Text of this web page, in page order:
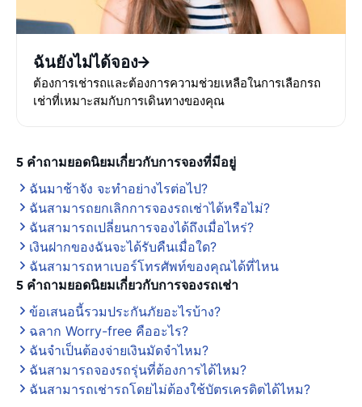
ฉันยังไม่ได้จอง
ต้องการเช่ารถและต้องการความช่วยเหลือในการเลือกรถ
เช่าที่เหมาะสมกับการเดินทางของคุณ
5 คำถามยอดนิยมเกี่ยวกับการจองที่มีอยู่
ฉันมาช้าจัง จะทำอย่างไรต่อไป?
ฉันสามารถยกเลิกการจองรถเช่าได้หรือไม่?
ฉันสามารถเปลี่ยนการจองได้ถึงเมื่อไหร่?
เงินฝากของฉันจะได้รับคืนเมื่อใด?
ฉันสามารถหาเบอร์โทรศัพท์ของคุณได้ที่ไหน
5 คำถามยอดนิยมเกี่ยวกับการจองรถเช่า
ข้อเสนอนี้รวมประกันภัยอะไรบ้าง?
ฉลาก Worry-free คืออะไร?
ฉันจำเป็นต้องจ่ายเงินมัดจำไหม?
ฉันสามารถจองรถรุ่นที่ต้องการได้ไหม?
ฉันสามารถเช่ารถโดยไม่ต้องใช้บัตรเครดิตได้ไหม?